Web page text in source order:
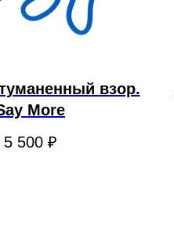
взор.
More
5 500 ₽